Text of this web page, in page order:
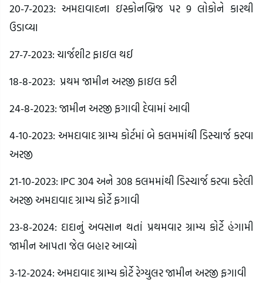
20-7-2023: અમદાવાદના ઇસ્કોનબ્રિજ પર 9 લોકોને કારથી
ઉડાવ્યા
27-7-2023: ચાર્જશીટ ફાઇલ થઈ
18-8-2023: પ્રથમ જામીન અરજી ફાઇલ કરી
24-8-2023: જામીન અરજી ફગાવી દેવામાં આવી
4-10-2023: અમદાવાદ ગ્રામ્ય કોર્ટમાં બે કલમમાંથી ડિસ્ચાર્જ કરવા
અરજી
21-10-2023: IPC 304 અને 308 કલમમાંથી ડિસ્ચાર્જ કરવા કરેલી
અરજી અમદાવાદ ગ્રામ્ય કોર્ટે ફગાવી
23-8-2024: દાદાનું અવસાન થતાં પ્રથમવાર ગ્રામ્ય કોર્ટે હંગામી
જામીન આપતા જેલ બહાર આવ્યો
3-12-2024: અમદાવાદ ગ્રામ્ય કોર્ટે રેગ્યુલર જામીન અરજી ફગાવી